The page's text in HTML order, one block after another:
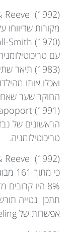
מקורות
ואכלו אותו
הראשונים של
טריכוטילומניה.
כי
8% היו
תתכן נטייה
אפשרות של modeling.